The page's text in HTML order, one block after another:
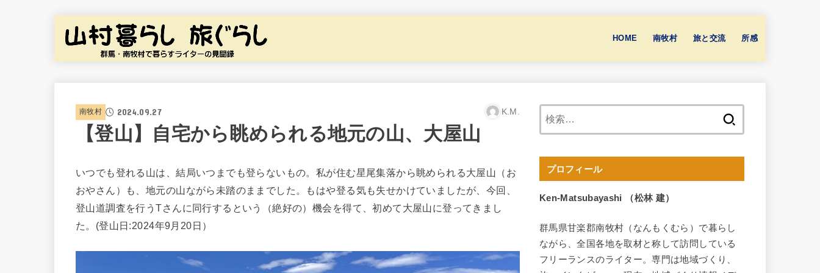
HOME 南牧村 旅と交流 所感
南牧村 2024.09.27 K.M.
【登山】自宅から眺められる地元の山、大屋山
いつでも登れる山は、結局いつまでも登らないもの。私が住む星尾集落から眺められる大屋山（お
おやさん）も、地元の山ながら未踏のままでした。もはや登る気も失せかけていましたが、今回、
登山道調査を行うTさんに同行するという（絶好の）機会を得て、初めて大屋山に登ってきまし
た。(登山日:2024年9月20日）
プロフィール
Ken-Matsubayashi （松林 建）
群馬県甘楽郡南牧村（なんもくむら）で暮らし
ながら、全国各地を取材と称して訪問している
フリーランスのライター。専門は地域づくり、